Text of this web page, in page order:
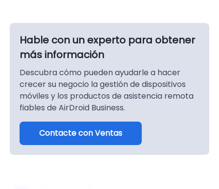
Hable con un experto para obtener
más información
Descubra cómo pueden ayudarle a hacer
crecer su negocio la gestión de dispositivos
móviles y los productos de asistencia remota
fiables de AirDroid Business.
Contacte con Ventas